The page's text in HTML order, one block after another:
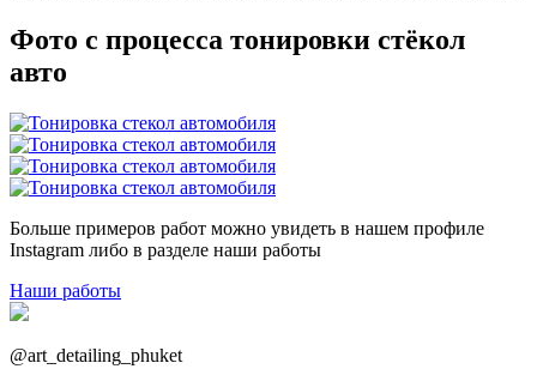
Фото с процесса тонировки стёкол
авто
Больше примеров работ можно увидеть в нашем профиле
Instagram либо в разделе наши работы
Наши работы
@art_detailing_phuket